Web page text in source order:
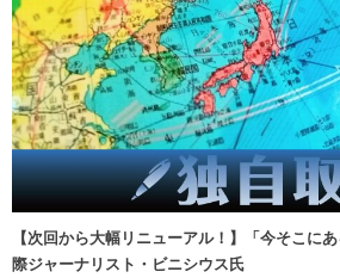
【次回から大幅リニューアル！】「今そこに
際ジャーナリスト・ビニシウス氏